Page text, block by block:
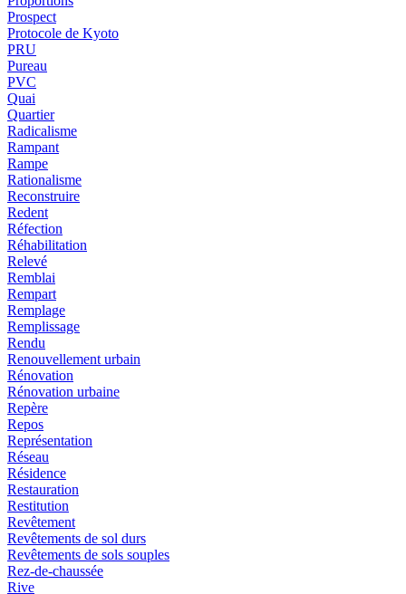
Prospect
Protocole de Kyoto
PRU
Pureau
PVC
Quai
Quartier
Radicalisme
Rampant
Rampe
Rationalisme
Reconstruire
Redent
Réfection
Réhabilitation
Relevé
Remblai
Rempart
Remplage
Remplissage
Rendu
Renouvellement urbain
Rénovation
Rénovation urbaine
Repère
Repos
Représentation
Réseau
Résidence
Restauration
Restitution
Revêtement
Revêtements de sol durs
Revêtements de sols souples
Rez-de-chaussée
Rive